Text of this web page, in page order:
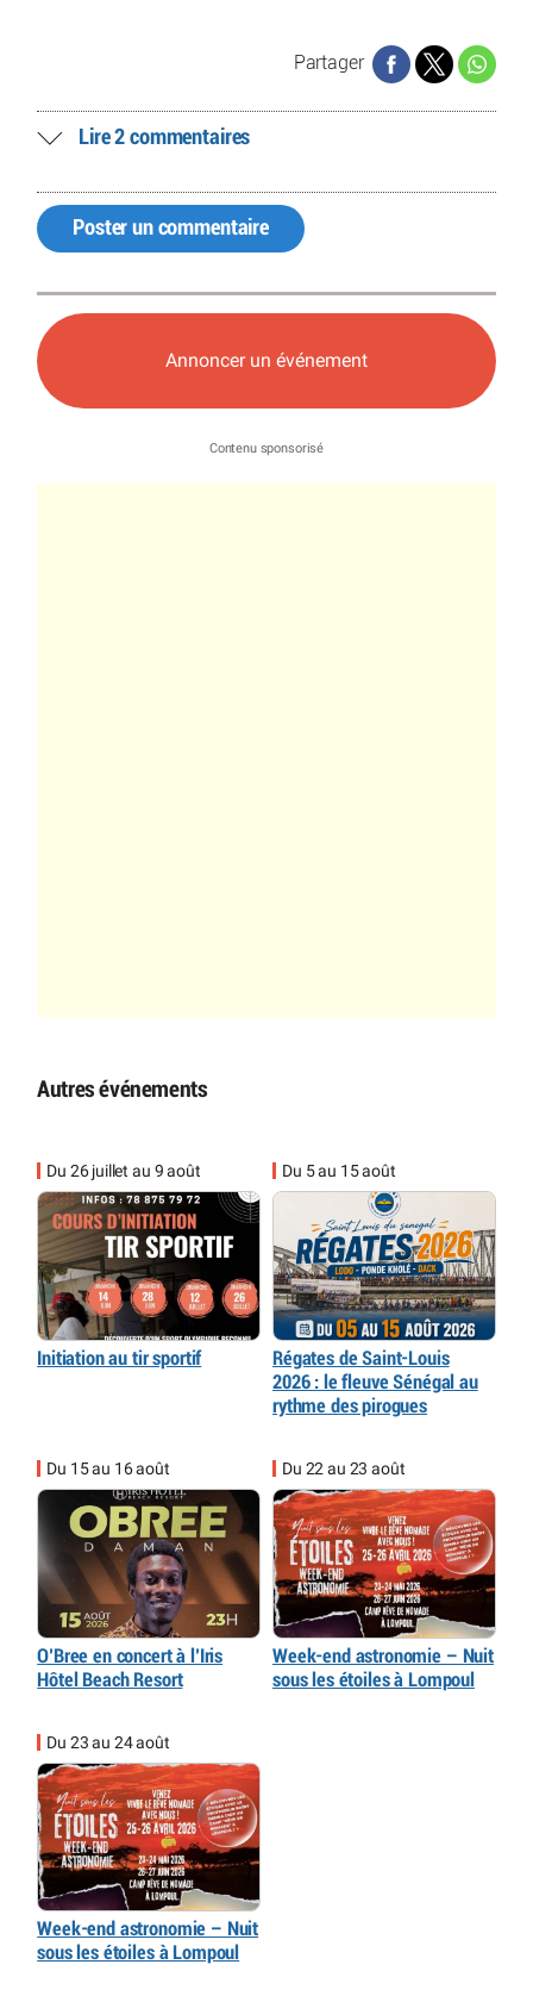
Partager
Lire 2 commentaires
Poster un commentaire
Annoncer un événement
Autres événements
Du 26 juillet au 9 août
Initiation au tir sportif
Du 5 au 15 août
Régates de Saint-Louis
2026 : le fleuve Sénégal au
rythme des pirogues
Du 15 au 16 août
O’Bree en concert à l’Iris
Hôtel Beach Resort
Du 22 au 23 août
Week-end astronomie – Nuit
sous les étoiles à Lompoul
Du 23 au 24 août
Week-end astronomie – Nuit
sous les étoiles à Lompoul